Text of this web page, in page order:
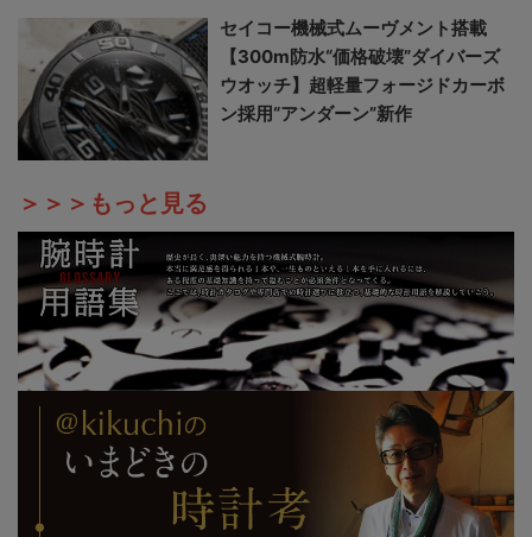
セイコー機械式ムーヴメント搭載
【300m防水“価格破壊”ダイバーズ
ウオッチ】超軽量フォージドカーボ
ン採用“アンダーン”新作
＞＞＞もっと見る